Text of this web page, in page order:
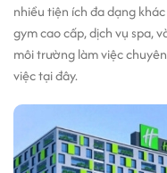
nhiều tiện ích đa dạng
gym cao cấp, dịch vụ spa,
môi trường làm việc
việc tại đây.